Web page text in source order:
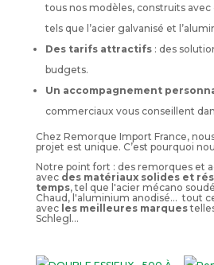
tous nos modèles, construits
tels que l’acier galvanisé et
Des tarifs attractifs: des
budgets.
Un accompagnement
commerciaux vous conseillent
Chez Remorque Import France,
projet est unique. C’est pourquoi
Notre point fort : des remorques et
avec des matériaux solides et
temps, tel que l'acier mécano
Chaud, l'aluminium anodisé... tout
avec les meilleures marques
Schlegl...